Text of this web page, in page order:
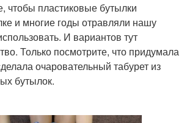
чтобы пластиковые бутылки
и многие годы отравляли нашу
И вариантов тут
Только посмотрите, что придумала
очаровательный табурет из
бутылок.